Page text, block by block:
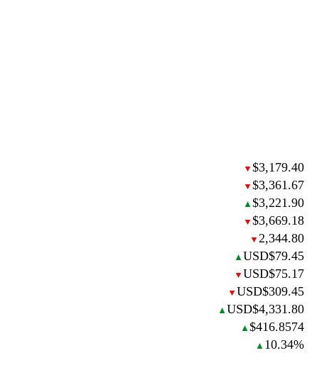
▼ $3,179.40
▼ $3,361.67
▲ $3,221.90
▼ $3,669.18
▼ 2,344.80
▲ USD$79.45
▼ USD$75.17
▼ USD$309.45
▲ USD$4,331.80
▲ $416.8574
▲ 10.34%